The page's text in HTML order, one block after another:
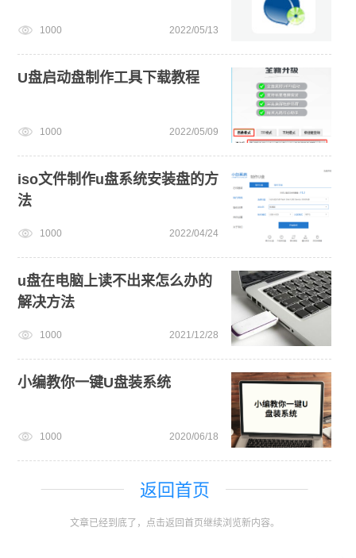
1000 2022/05/13
U盘启动盘制作工具下载教程
1000 2022/05/09
iso文件制作u盘系统安装盘的方
法
1000 2022/04/24
u盘在电脑上读不出来怎么办的
解决方法
1000 2021/12/28
小编教你一键U盘装系统
1000 2020/06/18
返回首页
文章已经到底了，点击返回首页继续浏览新内容。